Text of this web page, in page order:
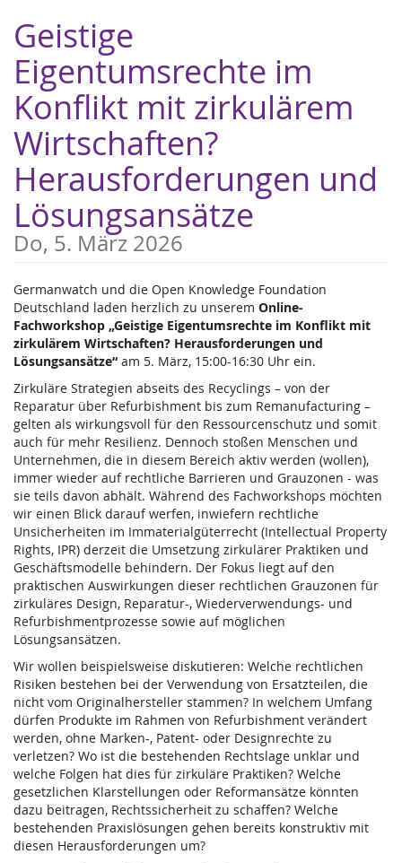
Haupt-
Inhalt
springen
Geistige
Eigentumsrechte im
Konflikt mit zirkulärem
Wirtschaften?
Herausforderungen und
Lösungsansätze
Do, 5. März 2026
Germanwatch und die Open Knowledge Foundation
Deutschland laden herzlich zu unserem Online-
Fachworkshop „Geistige Eigentumsrechte im Konflikt mit
zirkulärem Wirtschaften? Herausforderungen und
Lösungsansätze“ am 5. März, 15:00-16:30 Uhr ein.
Zirkuläre Strategien abseits des Recyclings – von der
Reparatur über Refurbishment bis zum Remanufacturing –
gelten als wirkungsvoll für den Ressourcenschutz und somit
auch für mehr Resilienz. Dennoch stoßen Menschen und
Unternehmen, die in diesem Bereich aktiv werden (wollen),
immer wieder auf rechtliche Barrieren und Grauzonen - was
sie teils davon abhält. Während des Fachworkshops möchten
wir einen Blick darauf werfen, inwiefern rechtliche
Unsicherheiten im Immaterialgüterrecht (Intellectual Property
Rights, IPR) derzeit die Umsetzung zirkulärer Praktiken und
Geschäftsmodelle behindern. Der Fokus liegt auf den
praktischen Auswirkungen dieser rechtlichen Grauzonen für
zirkuläres Design, Reparatur-, Wiederverwendungs- und
Refurbishmentprozesse sowie auf möglichen
Lösungsansätzen.
Wir wollen beispielsweise diskutieren: Welche rechtlichen
Risiken bestehen bei der Verwendung von Ersatzteilen, die
nicht vom Originalhersteller stammen? In welchem Umfang
dürfen Produkte im Rahmen von Refurbishment verändert
werden, ohne Marken-, Patent- oder Designrechte zu
verletzen? Wo ist die bestehenden Rechtslage unklar und
welche Folgen hat dies für zirkuläre Praktiken? Welche
gesetzlichen Klarstellungen oder Reformansätze könnten
dazu beitragen, Rechtssicherheit zu schaffen? Welche
bestehenden Praxislösungen gehen bereits konstruktiv mit
diesen Herausforderungen um?